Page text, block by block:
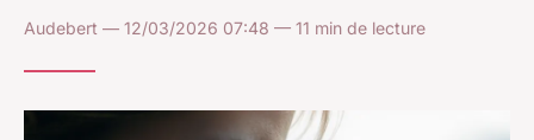
Audebert — 12/03/2026 07:48 — 11 min de lecture